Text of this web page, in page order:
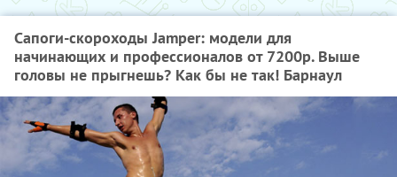
Сапоги-скороходы Jamper: модели для
начинающих и профессионалов от 7200р. Выше
головы не прыгнешь? Как бы не так! Барнаул